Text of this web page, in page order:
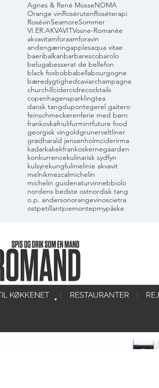
Agnes & René MosseNOMA
Orange vinRosérutenRoséterapi
RosévinSeamoreSommer
VI.ER.AKVAVITVosne-Romanée
akvavitamforaamforavin
andengæringapplesaqua vitae
baeribalkanbarbarescobarolo
belugabesserat de bellefon
black foxbobbabellabourgogne
bæredygtighedcaviarchampagne
churchillcidercidrecocktails
copenhagensparklingtea
dansk tangdupontegerel gaitero
feinschmeckerenferie med børn
frankovkafriulifurmintfuture food
georgisk vingoldgrunerveltliner
grødharald jensenholmciderirma
kadarkakekfrankoskernegaarden
konkurrencekulinarisk sydfyn
kulsyrekungfulinielinie akvavit
melnikmezcalmichelin
michelin guidenaturvinnebbiolo
nordens bedste ostnordisk tang
o.p. andersonorangevinoscietra
ostpetillantpiemontepmypåske